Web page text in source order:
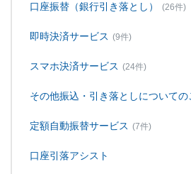
口座振替（銀行引き落とし） (26件)
即時決済サービス (9件)
スマホ決済サービス (24件)
その他振込・引き落としについての
定額自動振替サービス (7件)
口座引落アシスト